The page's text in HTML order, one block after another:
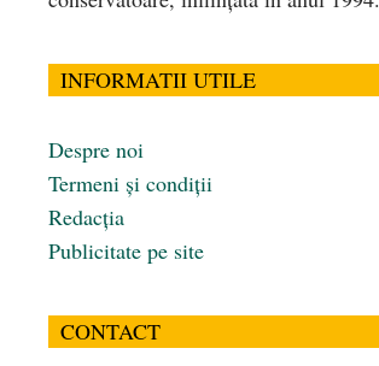
INFORMATII UTILE
Despre noi
Termeni și condiții
Redacția
Publicitate pe site
CONTACT